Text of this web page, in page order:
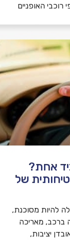
האופניים
אחת?
של
להיות מסוכנת,
ברכב, מאריכה
יציבות,